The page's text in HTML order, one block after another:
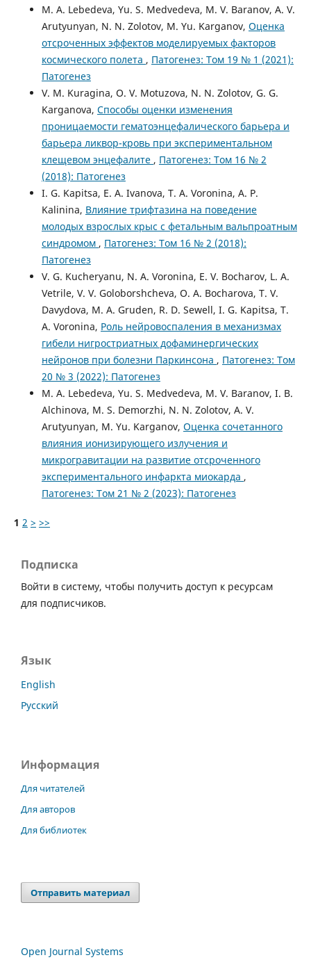
M. A. Lebedeva, Yu. S. Medvedeva, M. V. Baranov, A. V.
Arutyunyan, N. N. Zolotov, M. Yu. Karganov, Оценка
отсроченных эффектов моделируемых факторов
космического полета , Патогенез: Том 19 № 1 (2021):
Патогенез
V. M. Kuragina, O. V. Motuzova, N. N. Zolotov, G. G.
Karganova, Способы оценки изменения
проницаемости гематоэнцефалического барьера и
барьера ликвор-кровь при экспериментальном
клещевом энцефалите , Патогенез: Том 16 № 2
(2018): Патогенез
I. G. Kapitsa, E. A. Ivanova, T. A. Voronina, A. P.
Kalinina, Влияние трифтазина на поведение
молодых взрослых крыс с фетальным вальпроатным
синдромом , Патогенез: Том 16 № 2 (2018):
Патогенез
V. G. Kucheryanu, N. A. Voronina, E. V. Bocharov, L. A.
Vetrile, V. V. Goloborshcheva, O. A. Bocharova, T. V.
Davydova, M. A. Gruden, R. D. Sewell, I. G. Kapitsa, T.
A. Voronina, Роль нейровоспаления в механизмах
гибели нигростриатных дофаминергических
нейронов при болезни Паркинсона , Патогенез: Том
20 № 3 (2022): Патогенез
M. A. Lebedeva, Yu. S. Medvedeva, M. V. Baranov, I. B.
Alchinova, M. S. Demorzhi, N. N. Zolotov, A. V.
Arutyunyan, M. Yu. Karganov, Оценка сочетанного
влияния ионизирующего излучения и
микрогравитации на развитие отсроченного
экспериментального инфаркта миокарда ,
Патогенез: Том 21 № 2 (2023): Патогенез
1 2 > >>
Подписка
Войти в систему, чтобы получить доступ к ресурсам
для подписчиков.
Язык
English
Русский
Информация
Для читателей
Для авторов
Для библиотек
Отправить материал
Open Journal Systems